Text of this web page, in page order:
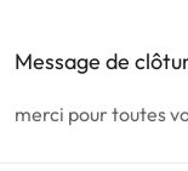
Message de
merci pour toutes